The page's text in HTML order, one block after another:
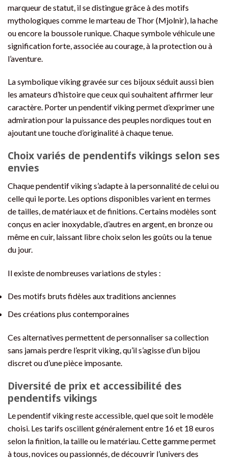
marqueur de statut, il se distingue grâce à des motifs
mythologiques comme le marteau de Thor (Mjolnir), la hache
ou encore la boussole runique. Chaque symbole véhicule une
signification forte, associée au courage, à la protection ou à
l’aventure.
La symbolique viking gravée sur ces bijoux séduit aussi bien
les amateurs d’histoire que ceux qui souhaitent affirmer leur
caractère. Porter un pendentif viking permet d’exprimer une
admiration pour la puissance des peuples nordiques tout en
ajoutant une touche d’originalité à chaque tenue.
Choix variés de pendentifs vikings selon ses
envies
Chaque pendentif viking s’adapte à la personnalité de celui ou
celle qui le porte. Les options disponibles varient en termes
de tailles, de matériaux et de finitions. Certains modèles sont
conçus en acier inoxydable, d’autres en argent, en bronze ou
même en cuir, laissant libre choix selon les goûts ou la tenue
du jour.
Il existe de nombreuses variations de styles :
Des motifs bruts fidèles aux traditions anciennes
Des créations plus contemporaines
Ces alternatives permettent de personnaliser sa collection
sans jamais perdre l’esprit viking, qu’il s’agisse d’un bijou
discret ou d’une pièce imposante.
Diversité de prix et accessibilité des
pendentifs vikings
Le pendentif viking reste accessible, quel que soit le modèle
choisi. Les tarifs oscillent généralement entre 16 et 18 euros
selon la finition, la taille ou le matériau. Cette gamme permet
à tous, novices ou passionnés, de découvrir l’univers des